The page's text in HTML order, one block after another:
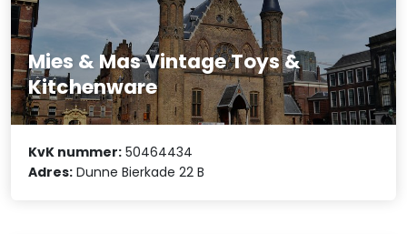
Mies & Mas Vintage Toys &
Kitchenware
KvK nummer: 50464434
Adres: Dunne Bierkade 22 B